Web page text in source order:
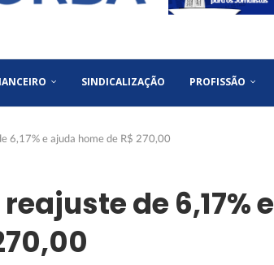
SINDICALIZAÇÃO PROFISSÃO
6,17% e ajuda home de R$ 270,00
de 6,17% e